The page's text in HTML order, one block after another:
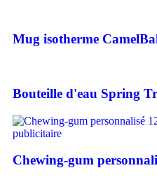
Mug isotherme
Bouteille d'eau Spring
Chewing-gum